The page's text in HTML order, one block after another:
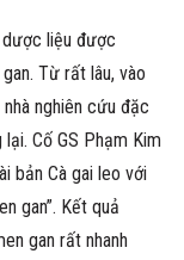
dược liệu được
Từ rất lâu, vào
nghiên cứu đặc
Cố GS Phạm Kim
bản Cà gai leo với
gan”. Kết quả
gan rất nhanh